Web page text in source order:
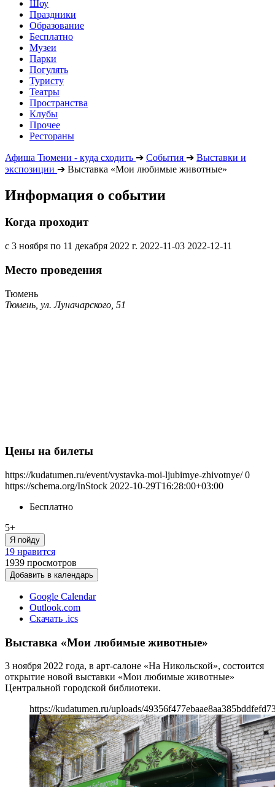
Шоу
Праздники
Образование
Бесплатно
Музеи
Парки
Погулять
Туристу
Театры
Пространства
Клубы
Прочее
Рестораны
Афиша Тюмени - куда сходить ➔ События ➔ Выставки и
экспозиции ➔ Выставка «Мои любимые животные»
Информация о событии
Когда проходит
с 3 ноября по 11 декабря 2022 г. 2022-11-03 2022-12-11
Место проведения
Тюмень
Тюмень, ул. Луначарского, 51
Цены на билеты
https://kudatumen.ru/event/vystavka-moi-ljubimye-zhivotnye/ 0
https://schema.org/InStock 2022-10-29T16:28:00+03:00
Бесплатно
5+
Я пойду
19 нравится
1939 просмотров
Добавить в календарь
Google Calendar
Outlook.com
Скачать .ics
Выставка «Мои любимые животные»
3 ноября 2022 года, в арт-салоне «На Никольской», состоится
открытие новой выставки «Мои любимые животные»
Центральной городской библиотеки.
https://kudatumen.ru/uploads/